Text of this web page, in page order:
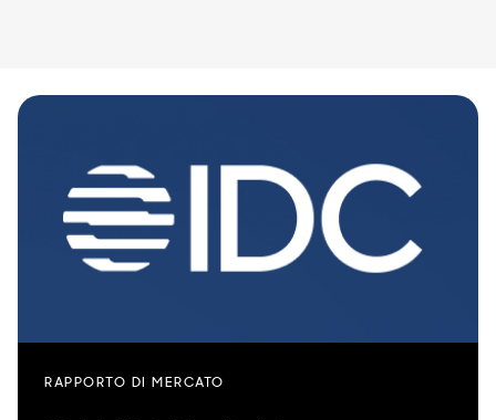
RAPPORTO DI MERCATO